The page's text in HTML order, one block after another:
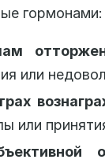
гормонами:
или
или